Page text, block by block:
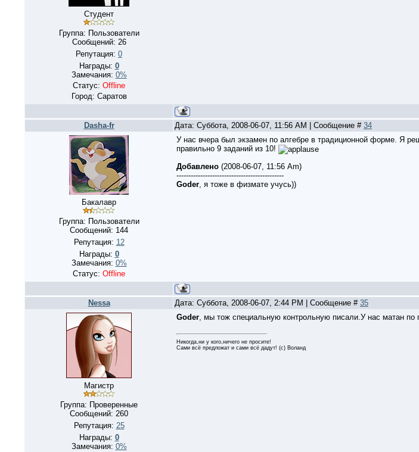
Студент
Группа: Пользователи
Сообщений: 26
Репутация: 0
Награды: 0
Замечания: 0%
Статус: Offline
Город: Саратов
Dasha-fr Дата: Суббота, 2008-06-07, 11:56 AM | Сообщение # 34
Бакалавр
Группа: Пользователи
Сообщений: 144
Репутация: 12
Награды: 0
Замечания: 0%
Статус: Offline
У нас вчера был экзамен по алгебре в традиционной форме. Я
правильно 9 заданий из 10!
Добавлено (2008-06-07, 11:56 Am)
---------------------------------------------
Goder, я тоже в физмате учусь))
Nessa Дата: Суббота, 2008-06-07, 2:44 PM | Сообщение # 35
Магистр
Группа: Проверенные
Сообщений: 260
Репутация: 25
Награды: 0
Замечания: 0%
Goder, мы тож специальную контрольную писали.У нас матан
Никогда,ни у кого,ничего не просите!
Сами всё предложат и сами всё дадут! (с) Воланд